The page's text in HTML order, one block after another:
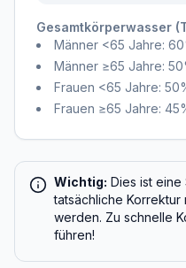
Gesamtkörperwasser
Männer <65 Jahre:
Männer ≥65 Jahre:
Frauen <65 Jahre:
Frauen ≥65 Jahre:
Wichtig: Dies ist eine
tatsächliche Korrektur
werden. Zu schnelle
führen!